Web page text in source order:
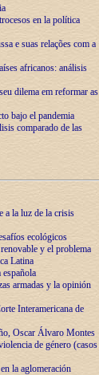
en la política
e suas relações com a
africanos: análisis
dilema em reformar as
bajo el pandemia
comparado de las
a la luz de la crisis
ecológicos
y el problema
Latina
armadas y la opinión
Interamericana de
Oscar Álvaro Montes
de género (casos
la aglomeración